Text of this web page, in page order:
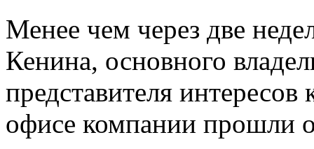
Менее чем через две
Кенина, основного
представителя
офисе компании прошли